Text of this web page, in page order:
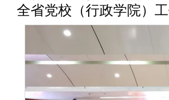
全省党校（行政学院）工